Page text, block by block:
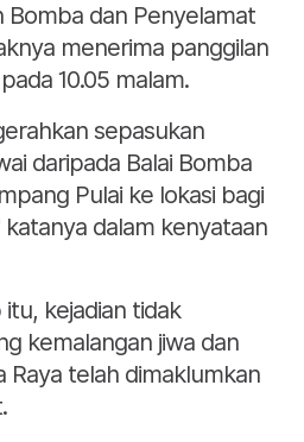
dan Penyelamat
menerima panggilan
10.05 malam.
sepasukan
daripada Balai Bomba
Pulai ke lokasi bagi
dalam kenyataan
kejadian tidak
kemalangan jiwa dan
Raya telah dimaklumkan